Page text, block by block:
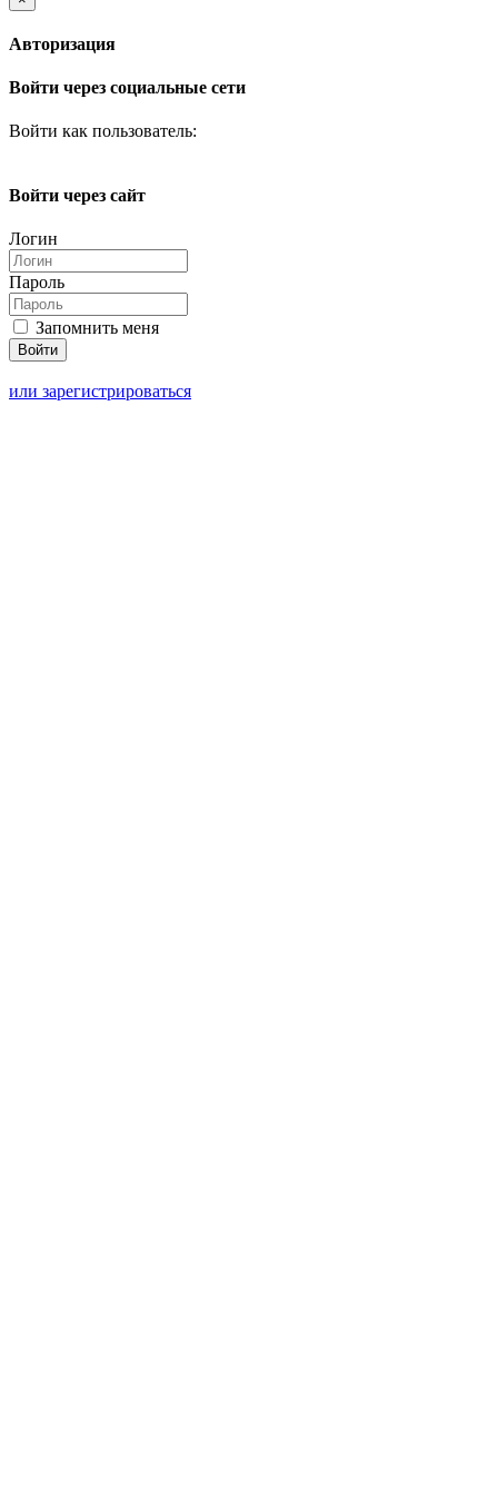
Авторизация
Войти через социальные сети
Войти как пользователь:
Войти через сайт
Логин
Пароль
Запомнить меня
или зарегистрироваться